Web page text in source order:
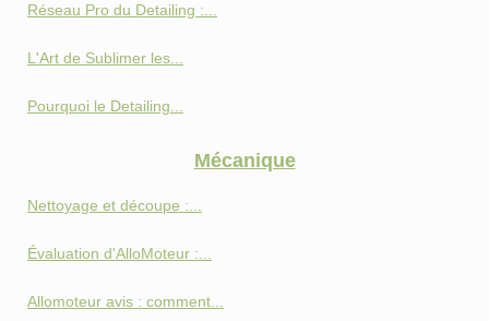
Réseau Pro du Detailing :...
L'Art de Sublimer les...
Pourquoi le Detailing...
Mécanique
Nettoyage et découpe :...
Évaluation d'AlloMoteur :...
Allomoteur avis : comment...